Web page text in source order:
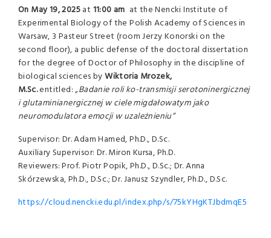
On May 19, 2025at 11:00 am at the Nencki Institute of
Experimental Biology of the Polish Academy of Sciences in
Warsaw, 3 Pasteur Street (room Jerzy Konorski on the
second floor), a public defense of the doctoral dissertation
for the degree of Doctor of Philosophy in the discipline of
biological sciences byWiktoria Mrozek,
M.Sc.entitled:„Badanie roli ko-transmisji serotoninergicznej
i glutaminianergicznej w ciele migdałowatym jako
neuromodulatora emocji w uzależnieniu”
Supervisor: Dr. Adam Hamed, Ph.D., D.Sc.
Auxiliary Supervisor: Dr. Miron Kursa, Ph.D.
Reviewers: Prof. Piotr Popik, Ph.D., D.Sc.; Dr. Anna
Skórzewska, Ph.D., D.Sc.; Dr. Janusz Szyndler, Ph.D., D.Sc.
https://cloud.nencki.edu.pl/index.php/s/75kYHgKTJbdmqE5